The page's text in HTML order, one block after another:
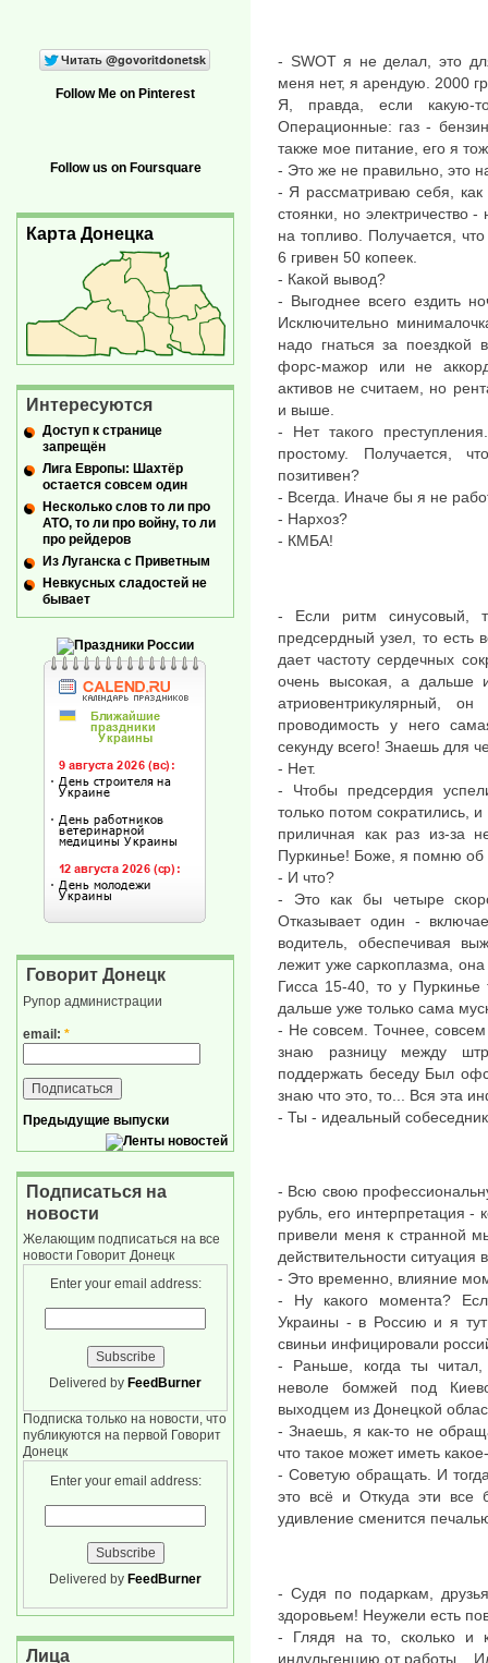
- SWOT я не делал, это
меня нет, я арендую. 2000
Я, правда, если какую-
Операционные: газ -
также мое питание, его я
- Это же не правильно, это
- Я рассматриваю себя, как
стоянки, но электричество
на топливо. Получается,
6 гривен 50 копеек.
- Какой вывод?
- Выгоднее всего ездить
Исключительно
надо гнаться за
форс-мажор или не
активов не считаем, но
и выше.
- Нет такого
простому. Получается,
позитивен?
- Всегда. Иначе бы я не
- Нархоз?
- КМБА!
- Если ритм синусовый,
предсердный узел, то есть
дает частоту сердечных
очень высокая, а дальше
атриовентрикулярный,
проводимость у него
секунду всего! Знаешь для
- Нет.
- Чтобы предсердия
только потом сократились,
приличная как раз из-за
Пуркинье! Боже, я помню об
- И что?
- Это как бы четыре
Отказывает один -
водитель, обеспечивая
лежит уже саркоплазма,
Гисса 15-40, то у
дальше уже только сама
- Не совсем. Точнее,
знаю разницу между
поддержать беседу Был
знаю что это, то... Вся эта
- Ты - идеальный
- Всю свою
рубль, его интерпретация -
привели меня к странной
действительности ситуация
- Это временно, влияние
- Ну какого момента?
Украины - в Россию и я
свиньи инфицировали
- Раньше, когда ты
неволе бомжей под
выходцем из Донецкой
- Знаешь, я как-то не
что такое может иметь
- Советую обращать. И
это всё и Откуда эти все
удивление сменится
- Судя по подаркам,
здоровьем! Неужели есть
- Глядя на то, сколько и
индульгенцию от работы...
Follow Me on Pinterest
Follow us on Foursquare
Карта Донецка
Интересуются
Доступ к странице
запрещён
Лига Европы: Шахтёр
остается совсем один
Несколько слов то ли про
АТО, то ли про войну, то ли
про рейдеров
Из Луганска с Приветным
Невкусных сладостей не
бывает
Говорит Донецк
Рупор администрации
email: *
Предыдущие выпуски
Подписаться на
новости
Желающим подписаться на все
новости Говорит Донецк
Enter your email address:
Delivered by FeedBurner
Подписка только на новости, что
публикуются на первой Говорит
Донецк
Enter your email address:
Delivered by FeedBurner
Лица